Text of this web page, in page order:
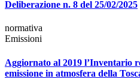
Deliberazione n. 8 del 25/02/2025
normativa
Emissioni
Aggiornato al 2019 l’Inventario
emissione in atmosfera della